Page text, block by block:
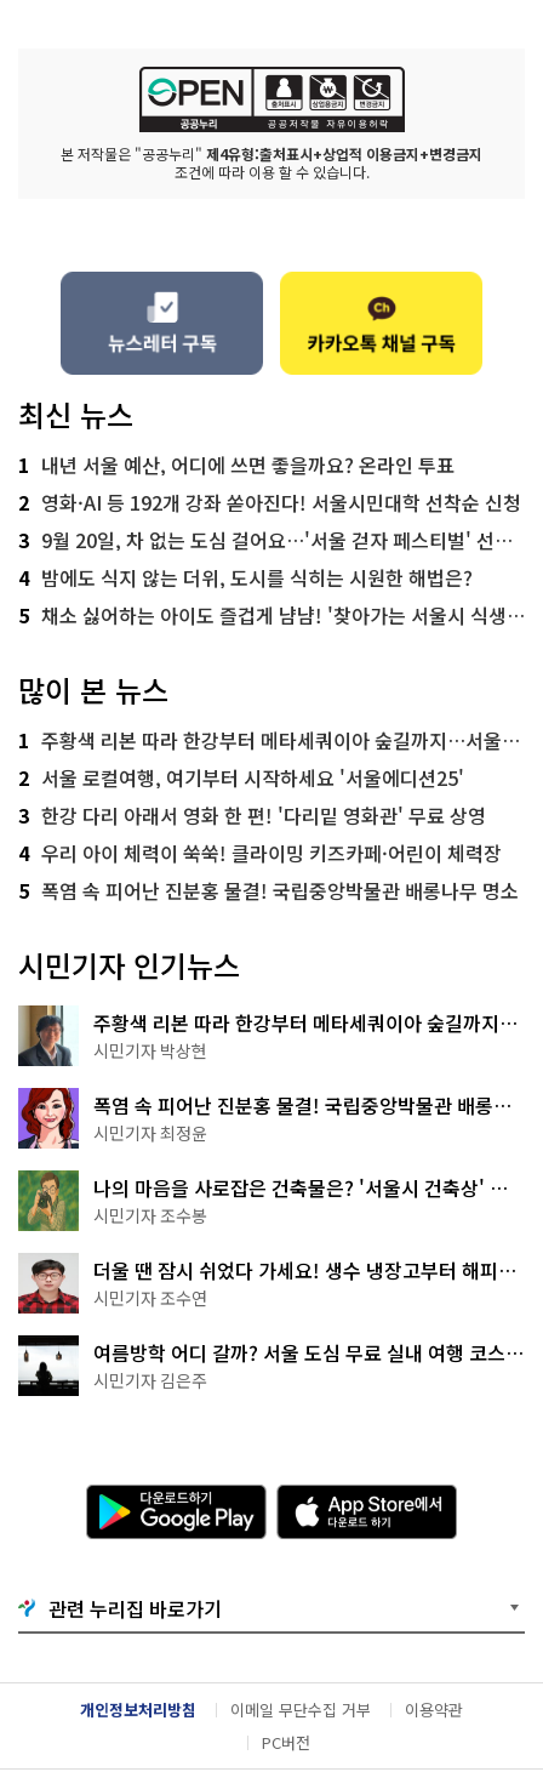
본 저작물은 "공공누리" 제4유형:출처표시+상업적 이용금지+변경금지
조건에 따라 이용 할 수 있습니다.
최신 뉴스
1 내년 서울 예산, 어디에 쓰면 좋을까요? 온라인 투표
2 영화·AI 등 192개 강좌 쏟아진다! 서울시민대학 선착순 신청
3 9월 20일, 차 없는 도심 걸어요…'서울 걷자 페스티벌' 선착순 5천명
4 밤에도 식지 않는 더위, 도시를 식히는 시원한 해법은?
5 채소 싫어하는 아이도 즐겁게 냠냠! '찾아가는 서울시 식생활 교육' 현장
많이 본 뉴스
1 주황색 리본 따라 한강부터 메타세쿼이아 숲길까지…서울둘레길 15코스
2 서울 로컬여행, 여기부터 시작하세요 '서울에디션25'
3 한강 다리 아래서 영화 한 편! '다리밑 영화관' 무료 상영
4 우리 아이 체력이 쑥쑥! 클라이밍 키즈카페·어린이 체력장
5 폭염 속 피어난 진분홍 물결! 국립중앙박물관 배롱나무 명소
시민기자 인기뉴스
주황색 리본 따라 한강부터 메타세쿼이아 숲길까지…
서울둘레길 15코스
시민기자 박상현
폭염 속 피어난 진분홍 물결! 국립중앙박물관 배롱나
무 명소
시민기자 최정윤
나의 마음을 사로잡은 건축물은? '서울시 건축상' 수
상작 공개!
시민기자 조수봉
더울 땐 잠시 쉬었다 가세요! 생수 냉장고부터 해피소
·무더위쉼터까지
시민기자 조수연
여름방학 어디 갈까? 서울 도심 무료 실내 여행 코스
추천
시민기자 김은주
다
운
로
기
G
o
g
l
e
A
p
p
e
서
다
운
관련 누리집 바로가기
개인정보처리방침 이메일 무단수집 거부
이용약관
PC버전